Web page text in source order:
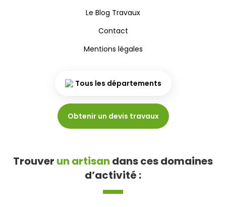
Le Blog Travaux
Contact
Mentions légales
Tous les départements
Obtenir un devis travaux
Trouver un artisan dans ces domaines
d’activité :